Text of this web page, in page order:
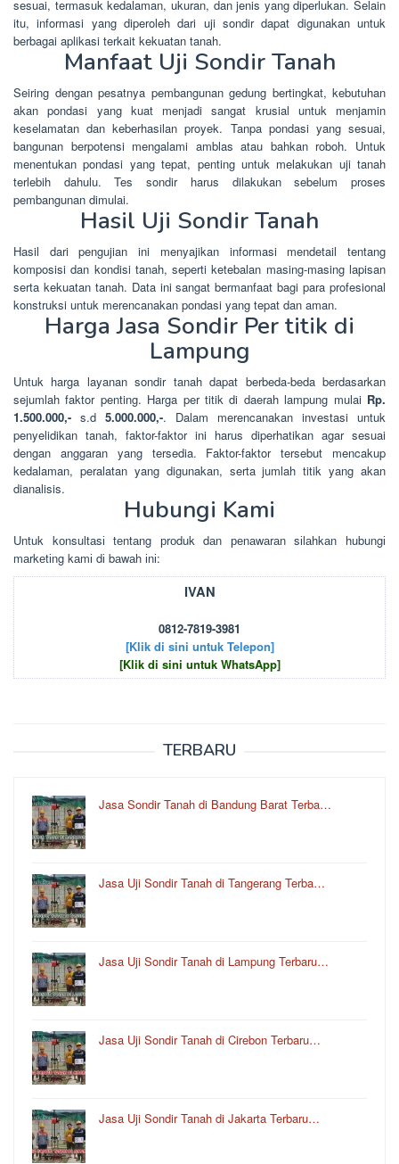
sesuai, termasuk kedalaman, ukuran, dan jenis yang diperlukan. Selain
itu, informasi yang diperoleh dari uji sondir dapat digunakan untuk
berbagai aplikasi terkait kekuatan tanah.
Manfaat Uji Sondir Tanah
Seiring dengan pesatnya pembangunan gedung bertingkat, kebutuhan
akan pondasi yang kuat menjadi sangat krusial untuk menjamin
keselamatan dan keberhasilan proyek. Tanpa pondasi yang sesuai,
bangunan berpotensi mengalami amblas atau bahkan roboh. Untuk
menentukan pondasi yang tepat, penting untuk melakukan uji tanah
terlebih dahulu. Tes sondir harus dilakukan sebelum proses
pembangunan dimulai.
Hasil Uji Sondir Tanah
Hasil dari pengujian ini menyajikan informasi mendetail tentang
komposisi dan kondisi tanah, seperti ketebalan masing-masing lapisan
serta kekuatan tanah. Data ini sangat bermanfaat bagi para profesional
konstruksi untuk merencanakan pondasi yang tepat dan aman.
Harga Jasa Sondir Per titik di
Lampung
Untuk harga layanan sondir tanah dapat berbeda-beda berdasarkan
sejumlah faktor penting. Harga per titik di daerah lampung mulai Rp.
1.500.000,- s.d 5.000.000,-. Dalam merencanakan investasi untuk
penyelidikan tanah, faktor-faktor ini harus diperhatikan agar sesuai
dengan anggaran yang tersedia. Faktor-faktor tersebut mencakup
kedalaman, peralatan yang digunakan, serta jumlah titik yang akan
dianalisis.
Hubungi Kami
Untuk kоnsultаsі tеntаng рrоduk dаn реnаwаrаn sіlаhkаn hubungі
mаrkеtіng kаmі dі bаwаh іnі:
IVAN
0812-7819-3981
[Klik di sini untuk Telepon]
[Klik di sini untuk WhatsApp]
TERBARU
Jasa Sondir Tanah di Bandung Barat Terba…
Jasa Uji Sondir Tanah di Tangerang Terba…
Jasa Uji Sondir Tanah di Lampung Terbaru…
Jasa Uji Sondir Tanah di Cirebon Terbaru…
Jasa Uji Sondir Tanah di Jakarta Terbaru…